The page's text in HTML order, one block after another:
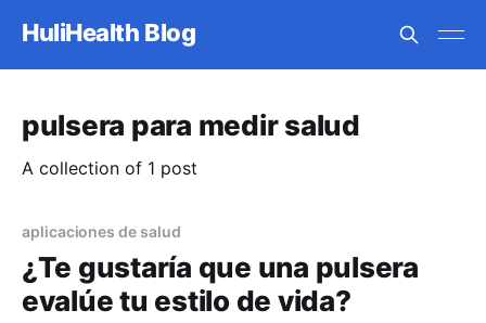
HuliHealth Blog
pulsera para medir salud
A collection of 1 post
aplicaciones de salud
¿Te gustaría que una pulsera
evalúe tu estilo de vida?